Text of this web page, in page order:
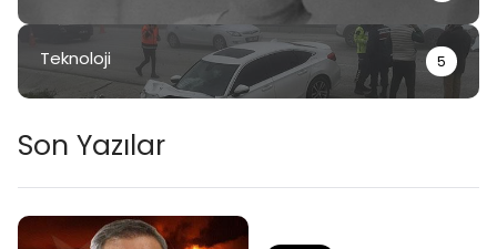
Teknoloji 5
Son Yazılar